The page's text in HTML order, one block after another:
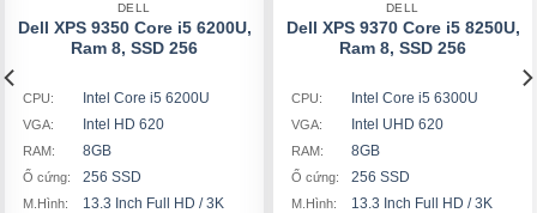
Add
DELL
Dell XPS 9350 Core i5 6200U,
Ram 8, SSD 256
CPU: Intel Core i5 6200U
VGA: Intel HD 620
RAM: 8GB
Ổ cứng: 256 SSD
M.Hình: 13.3 Inch Full HD / 3K
Add
DELL
Dell XPS 9370 Core i5 8250U,
Ram 8, SSD 256
CPU: Intel Core i5 6300U
VGA: Intel UHD 620
RAM: 8GB
Ổ cứng: 256 SSD
M.Hình: 13.3 Inch Full HD / 3K